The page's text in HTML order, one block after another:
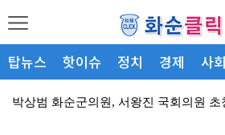
탑뉴스 핫이슈 정치 경제 사회